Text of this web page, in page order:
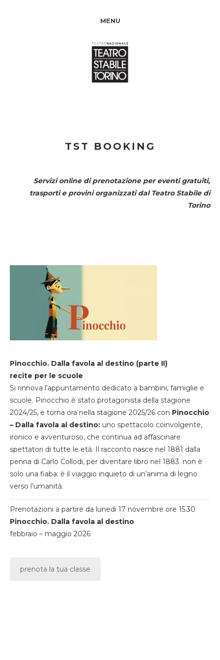
MENU
TST BOOKING
Servizi online di prenotazione per eventi gratuiti,
trasporti e provini organizzati dal Teatro Stabile di
Torino
Pinocchio. Dalla favola al destino (parte II)
recite per le scuole
Si rinnova l’appuntamento dedicato a bambini, famiglie e
scuole. Pinocchio è stato protagonista della stagione
2024/25, e torna ora nella stagione 2025/26 con Pinocchio
– Dalla favola al destino: uno spettacolo coinvolgente,
ironico e avventuroso, che continua ad affascinare
spettatori di tutte le età. Il racconto nasce nel 1881 dalla
penna di Carlo Collodi, per diventare libro nel 1883. non è
solo una fiaba: è il viaggio inquieto di un’anima di legno
verso l’umanità.
Prenotazioni a partire da lunedi 17 novembre ore 15.30
Pinocchio. Dalla favola al destino
febbraio – maggio 2026
prenota la tua classe